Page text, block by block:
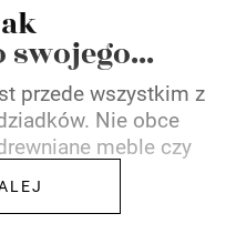
przede wszystkim z
Nie obce
meble czy
go